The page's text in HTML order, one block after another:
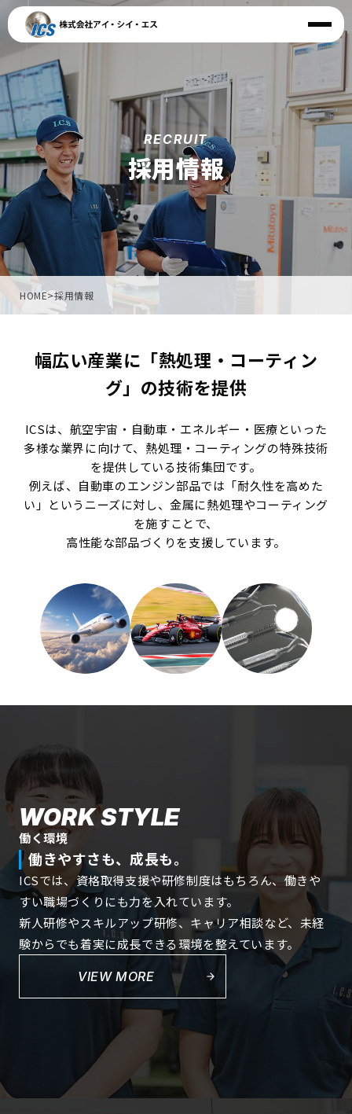
HOME>採用情報
RECRUIT
採用情報
幅広い産業に「熱処理・コーティン
グ」の技術を提供
ICSは、航空宇宙・自動車・エネルギー・医療といった
多様な業界に向けて、熱処理・コーティングの特殊技術
を提供している技術集団です。
例えば、自動車のエンジン部品では「耐久性を高めた
い」というニーズに対し、金属に熱処理やコーティング
を施すことで、
高性能な部品づくりを支援しています。
働く環境
WORK STYLE
働きやすさも、成長も。
ICSでは、資格取得支援や研修制度はもちろん、働きや
すい職場づくりにも力を入れています。
新人研修やスキルアップ研修、キャリア相談など、未経
験からでも着実に成長できる環境を整えています。
VIEW MORE